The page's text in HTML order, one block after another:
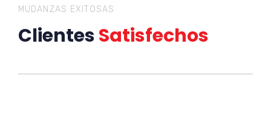
MUDANZAS EXITOSAS
ClientesSatisfechos